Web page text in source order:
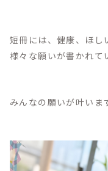
短冊には、健康、ほし
様々な願いが書かれて
みんなの願いが叶いま